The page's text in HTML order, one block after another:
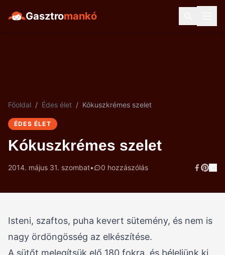
Gasztromankó
Főoldal / Édes élet / Kókuszkrémes szelet
ÉDES ÉLET
Kókuszkrémes szelet
2014. május 31. szombat• 0 hozzászólás
Isteni, szaftos, puha kevert sütemény, és nem is
nagy ördöngösség az elkészítése.
A sütőt melegítsük elő 180 fokra, és béleljünk ki